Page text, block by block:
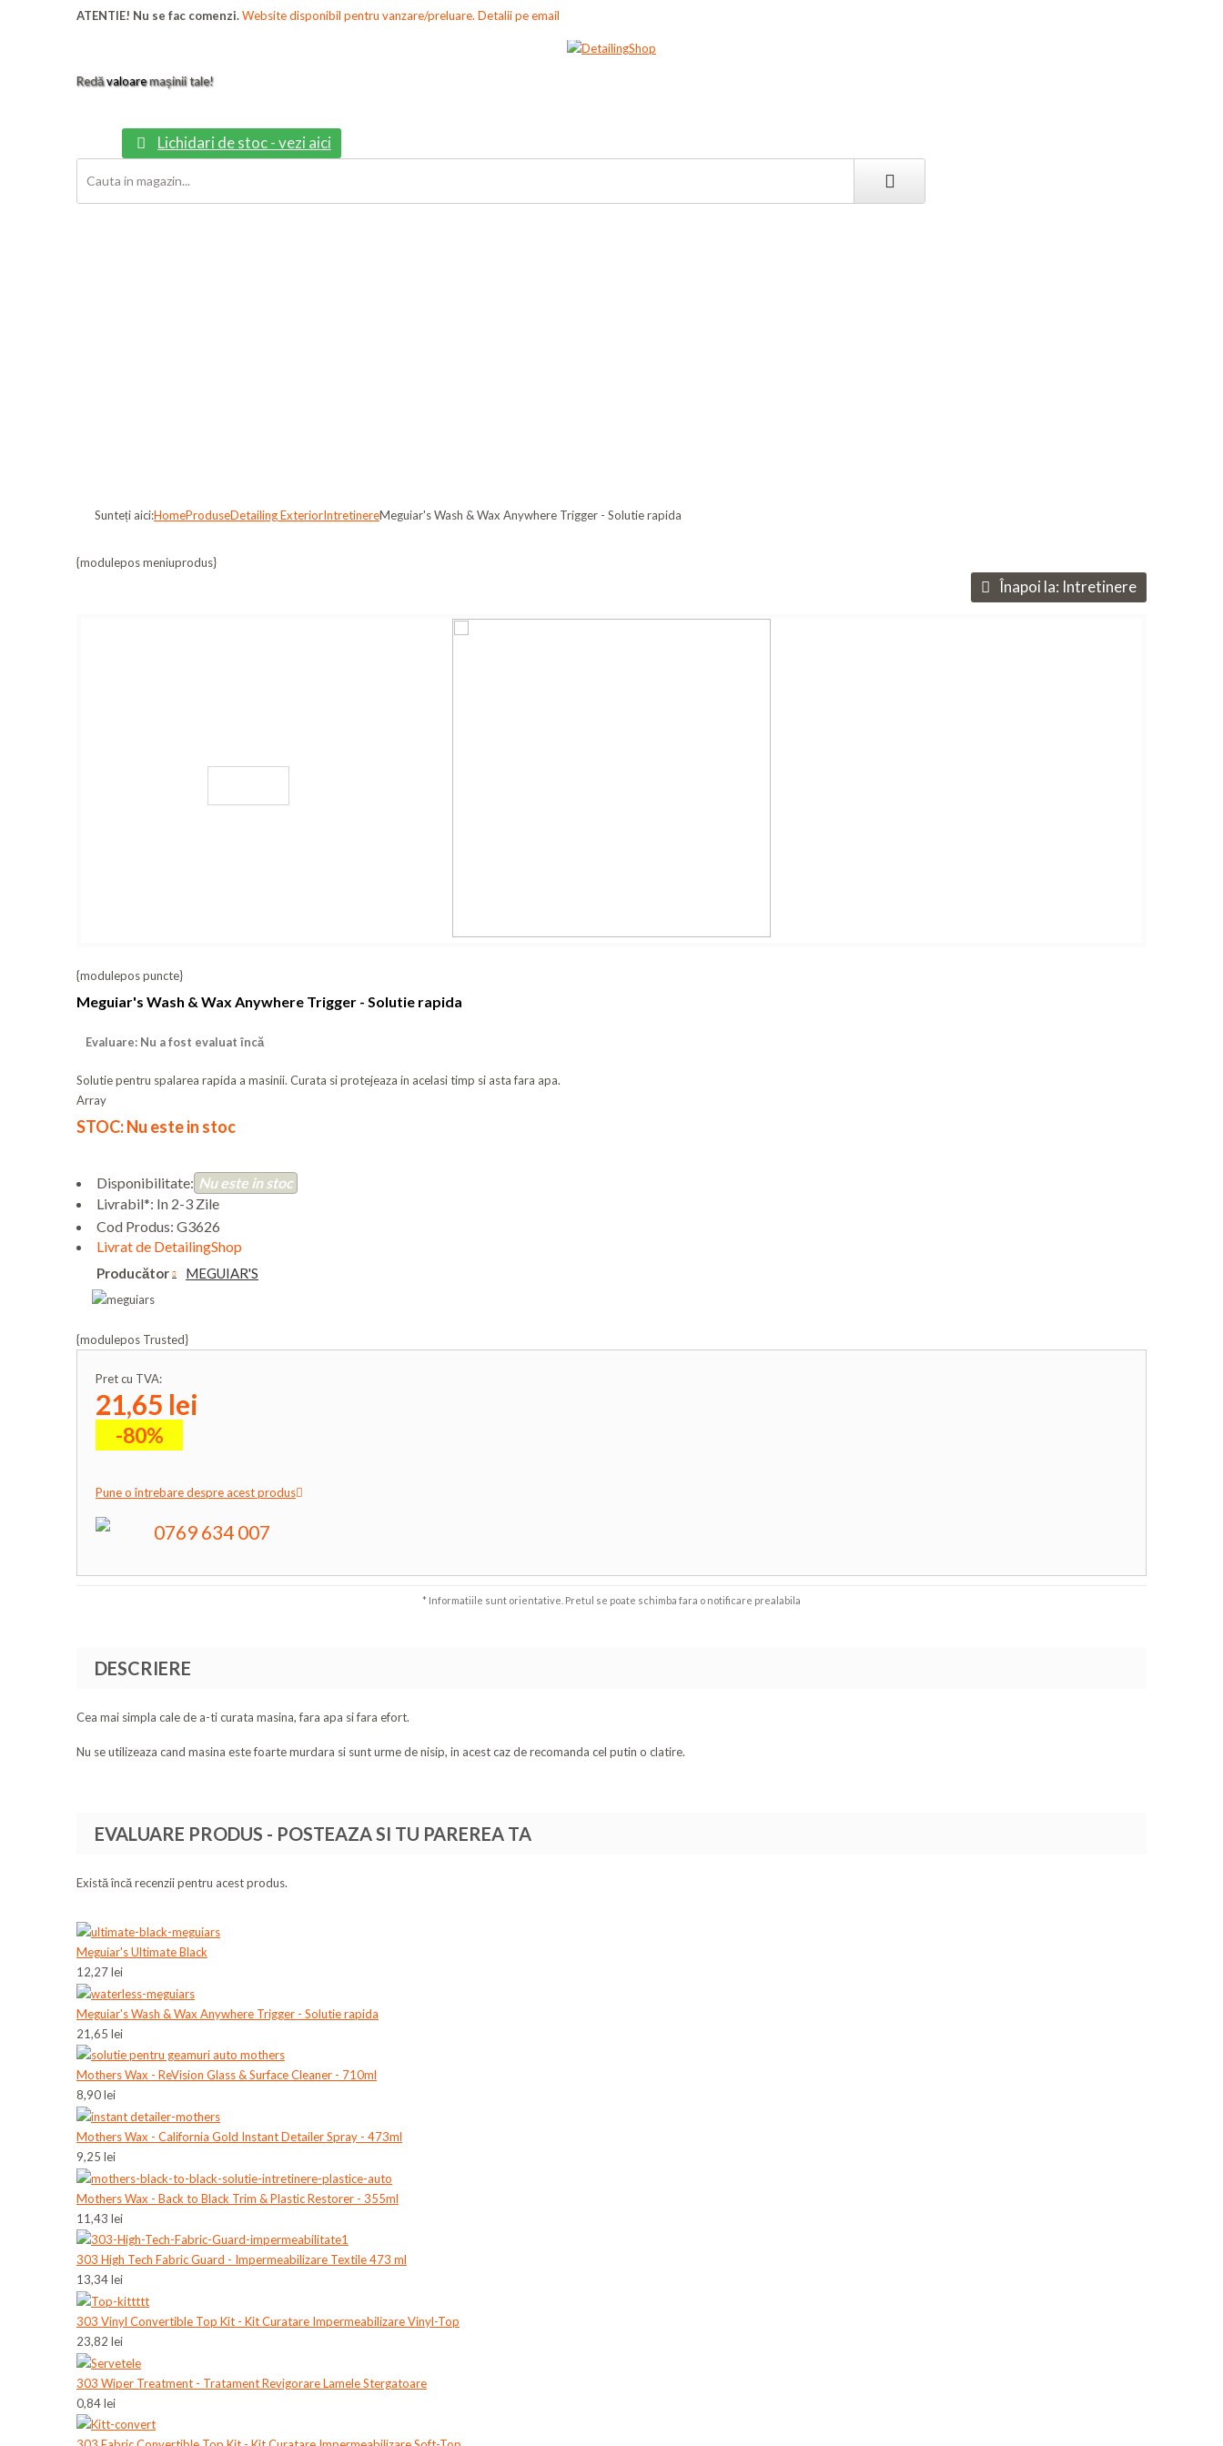
ATENTIE! Nu se fac comenzi.Website disponibil pentru vanzare/preluare. Detalii pe email
Redăvaloaremașinii tale!
Lichidari de stoc - vezi aici
Sunteți aici:HomeProduseDetailing ExteriorIntretinereMeguiar's Wash & Wax Anywhere Trigger - Solutie rapida
{modulepos meniuprodus}
Înapoi la: Intretinere
{modulepos puncte}
Meguiar's Wash & Wax Anywhere Trigger - Solutie rapida
Evaluare: Nu a fost evaluat încă
Solutie pentru spalarea rapida a masinii. Curata si protejeaza in acelasi timp si asta fara apa.
Array
STOC: Nu este in stoc
Disponibilitate: Nu este in stoc
Livrabil*: In 2-3 Zile
Cod Produs: G3626
Livrat de DetailingShop
Producător MEGUIAR'S
{modulepos Trusted}
Pret cu TVA:
21,65 lei
-80%
Pune o întrebare despre acest produs
0769 634 007
* Informatiile sunt orientative. Pretul se poate schimba fara o notificare prealabila
DESCRIERE
Cea mai simpla cale de a-ti curata masina, fara apa si fara efort.
Nu se utilizeaza cand masina este foarte murdara si sunt urme de nisip, in acest caz de recomanda cel putin o clatire.
EVALUARE PRODUS - POSTEAZA SI TU PAREREA TA
Există încă recenzii pentru acest produs.
Meguiar's Ultimate Black
12,27 lei
Meguiar's Wash & Wax Anywhere Trigger - Solutie rapida
21,65 lei
Mothers Wax - ReVision Glass & Surface Cleaner - 710ml
8,90 lei
Mothers Wax - California Gold Instant Detailer Spray - 473ml
9,25 lei
Mothers Wax - Back to Black Trim & Plastic Restorer - 355ml
11,43 lei
303 High Tech Fabric Guard - Impermeabilizare Textile 473 ml
13,34 lei
303 Vinyl Convertible Top Kit - Kit Curatare Impermeabilizare Vinyl-Top
23,82 lei
303 Wiper Treatment - Tratament Revigorare Lamele Stergatoare
0,84 lei